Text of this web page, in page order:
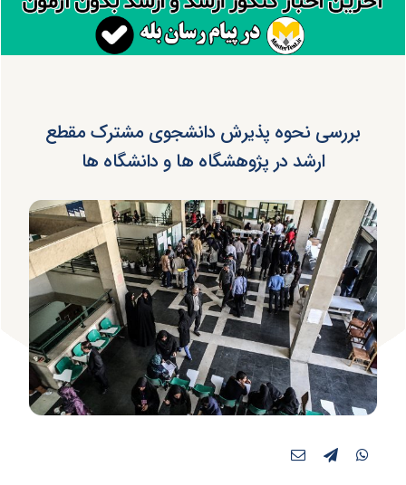
بررسی نحوه پذیرش دانشجوی مشترک مقطع
ارشد در پژوهشگاه ها و دانشگاه ها